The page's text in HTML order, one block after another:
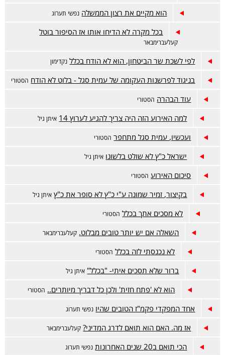
הוא מקיים את רצון הממשלה נפשי תערוג
בכל מקרה לא הדיחו אותו אז הסיפור בוטל
קעלעברימבאר
לפי לשכת שר הביטחון, הוא לא הודח בכלל נקדימון
בניגוד לפרשנות העקומה של עמית סגל - בלוט לא הודח הסטורי
עוד הבהרה הסטורי
למה האירוע הזה היה צריך להגיע לערוץ 14 איתן גיל
ועכשיו, עמית סגל מתחפר הסטורי
ישראל כ"ץ לא שולט בלשונו איתן גיל
סיכום האירוע הסטורי
בקיצור, זמיר שמונה ע"י כ"ץ לא סופר את כ"ץ איתן גיל
לא מסכים אתך בכלל הסטורי
השאלה אם יש יותר טובים מבלוט. קעלעברימבאר
לא נכנסתי לזה בכלל הסטורי
ברור שלא תסכים איתי- "בכלל" איתן גיל
הוא לא 'פתח חזית' ולכן כל דבריך מיותרים.. הסטורי
אחד המפקדי פקמ"ז הטובים שהיו נפשי תערוג
אז מה. האם הוא תואם לדרג המדיני? קעלעברימבאר
הכי תואם ב20 שנים האחרונות נפשי תערוג